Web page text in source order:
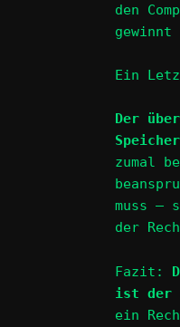
den
gewinnt
Ein
Der
zumal
muss –
der
Fazit:
ist der
ein